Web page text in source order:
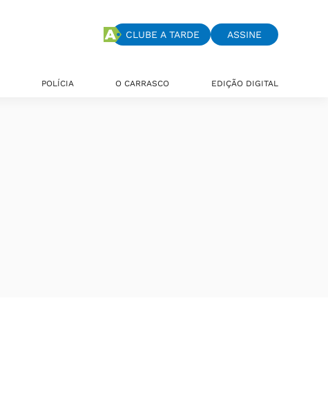
CLUBE A TARDE ASSINE
POLÍCIA O CARRASCO EDIÇÃO DIGITAL